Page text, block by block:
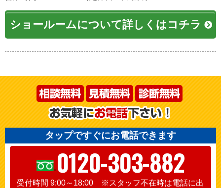
ショールームについて詳しくはコチラ
タップですぐにお電話できます
0120-303-882
受付時間 9:00～18:00 ※スタッフ不在時は電話に出